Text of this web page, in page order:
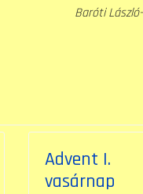
Baróti
Advent I.
vasárnap